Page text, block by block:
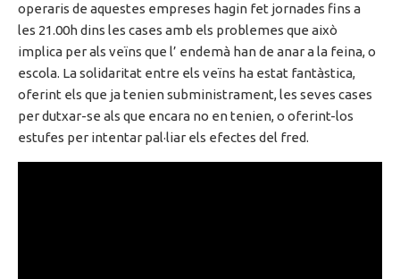
operaris de aquestes empreses hagin fet jornades fins a
les 21.00hdins les cases amb els problemes que això
implica per als veïns que l’ endemà hande anara la feina, o
escola. La solidaritat entre els veïns ha estat fantàstica,
oferint els que ja tenien subministrament, les seves cases
per dutxar-se als que encara no en tenien, o oferint-los
estufes per intentar pal·liar els efectes del fred.